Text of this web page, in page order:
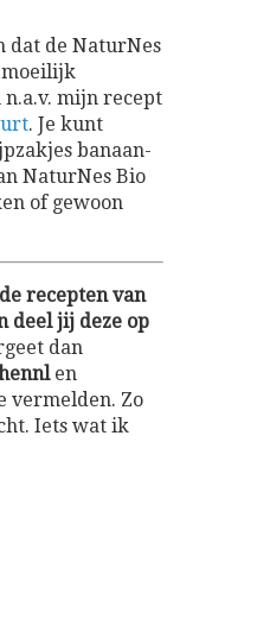
dat de NaturNes
moeilijk
mijn recept
. Je kunt
banaan-
NaturNes Bio
of gewoon
recepten van
deel jij deze op
dan
en
vermelden. Zo
Iets wat ik